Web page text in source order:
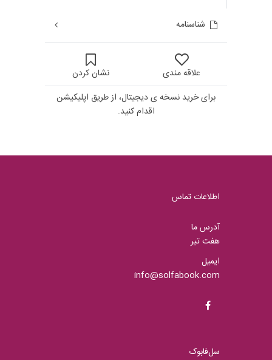
شناسنامه
علاقه مندی
نشان کردن
برای خرید نسخه ی دیجیتال، از طریق اپلیکیشن
اقدام کنید.
اطلاعات تماس
آدرس ما
هفت تیر
ایمیل
info@solfabook.com
سل‌فابوک